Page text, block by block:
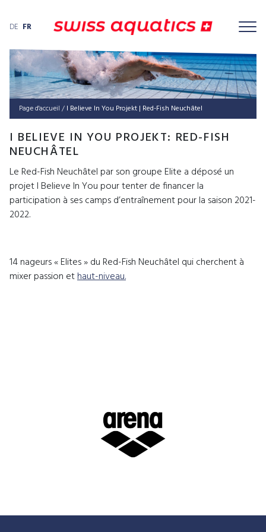
DE FR
Page d'accueil / I Belie­ve In You Pro­jekt | Red-Fish Neuchâtel
I BELIEVE IN YOU PROJEKT: RED-FISH
NEUCHÂTEL
Le Red-Fish Neuchâtel par son groupe Elite a déposé un
projet I Believe In You pour tenter de financer la
participation à ses camps d’entraînement pour la saison 2021-
2022.
14 nageurs « Elites » du Red-Fish Neuchâtel qui cherchent à
mixer passion ethaut-niveau.